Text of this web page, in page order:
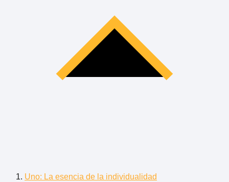
Uno: La esencia de la individualidad